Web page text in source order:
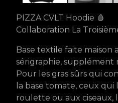
PIZZA CVLT Hoodie 🩸
Collaboration La
Base textile faite maison
sérigraphie, supplément
Pour les gras sûrs qui
la base tomate, ceux
roulette ou aux ciseaux,